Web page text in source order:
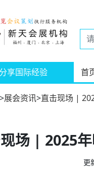
享国际经验 首
>展会资讯>直击现场 |
场 | 2025年
更